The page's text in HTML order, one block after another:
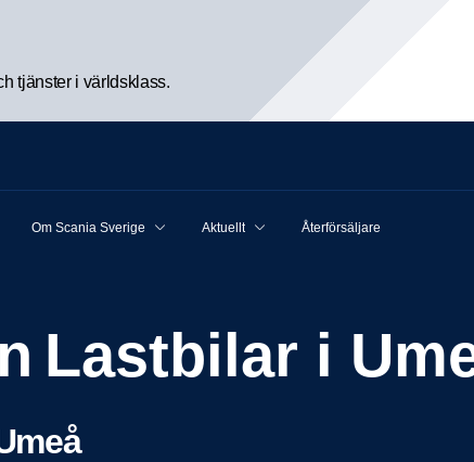
tjänster i världsklass.
Om Scania Sverige Aktuellt Återförsäljare
Lastbilar i